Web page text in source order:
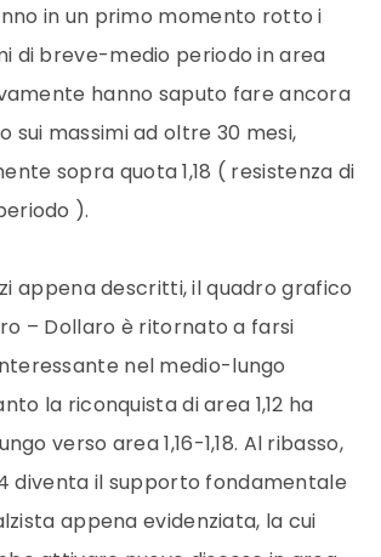
in un primo momento rotto i
di breve-medio periodo in area
hanno saputo fare ancora
sui massimi ad oltre 30 mesi,
sopra quota 1,18 ( resistenza di
).
appena descritti, il quadro grafico
– Dollaro è ritornato a farsi
nel medio-lungo
la riconquista di area 1,12 ha
verso area 1,16-1,18. Al ribasso,
diventa il supporto fondamentale
appena evidenziata, la cui